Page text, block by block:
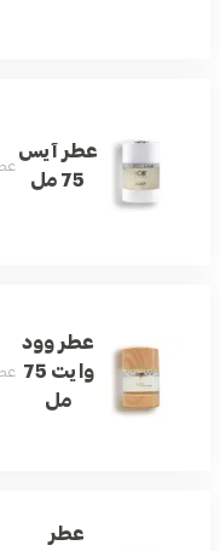
عطر آيس
75 مل
عطر وود
وايت 75
مل
عطر